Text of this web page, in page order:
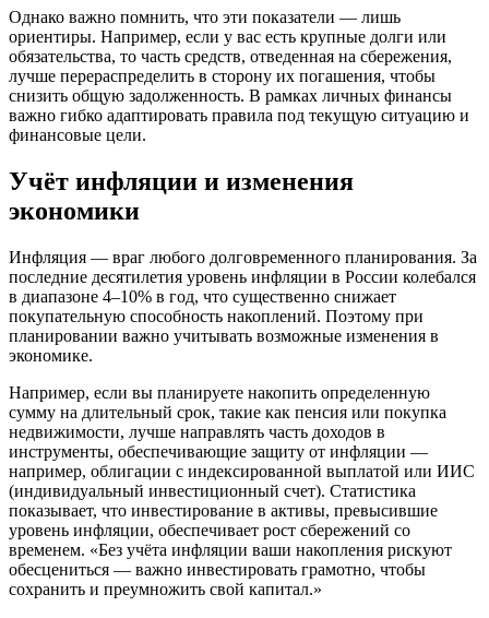
Однако важно помнить, что эти показатели — лишь
ориентиры. Например, если у вас есть крупные долги или
обязательства, то часть средств, отведенная на сбережения,
лучше перераспределить в сторону их погашения, чтобы
снизить общую задолженность. В рамках личных финансы
важно гибко адаптировать правила под текущую ситуацию и
финансовые цели.
Учёт инфляции и изменения
экономики
Инфляция — враг любого долговременного планирования. За
последние десятилетия уровень инфляции в России колебался
в диапазоне 4–10% в год, что существенно снижает
покупательную способность накоплений. Поэтому при
планировании важно учитывать возможные изменения в
экономике.
Например, если вы планируете накопить определенную
сумму на длительный срок, такие как пенсия или покупка
недвижимости, лучше направлять часть доходов в
инструменты, обеспечивающие защиту от инфляции —
например, облигации с индексированной выплатой или ИИС
(индивидуальный инвестиционный счет). Статистика
показывает, что инвестирование в активы, превысившие
уровень инфляции, обеспечивает рост сбережений со
временем. «Без учёта инфляции ваши накопления рискуют
обесцениться — важно инвестировать грамотно, чтобы
сохранить и преумножить свой капитал.»